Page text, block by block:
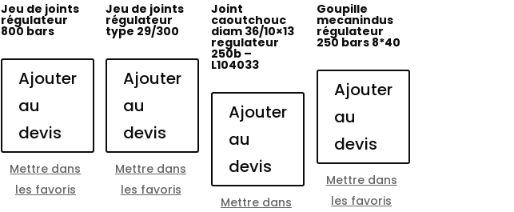
Jeu de joints
régulateur
800 bars
Ajouter
au
devis
Mettre dans
les favoris
Jeu de joints
régulateur
type 29/300
Ajouter
au
devis
Mettre dans
les favoris
Joint
caoutchouc
diam 36/10×13
regulateur
250b –
L104033
Ajouter
au
devis
Mettre dans
Goupille
mecanindus
régulateur
250 bars 8*40
Ajouter
au
devis
Mettre dans
les favoris